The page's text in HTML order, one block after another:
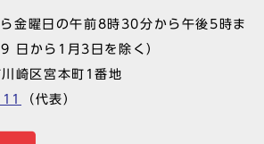
金曜日の午前8時30分から午後5時ま
日から1月3日を除く）
崎区宮本町1番地
（代表）